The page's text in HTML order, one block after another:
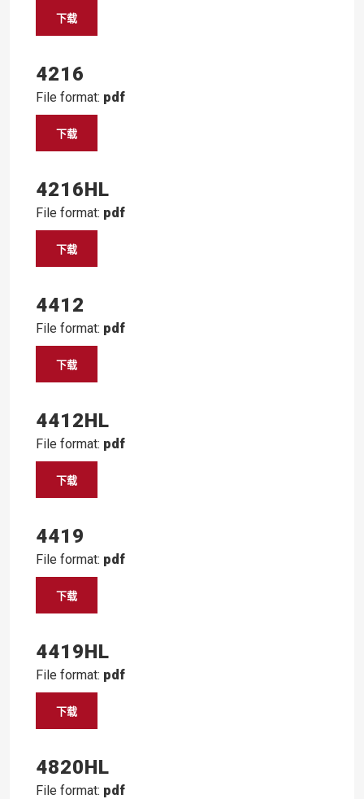
下载
4216
File format: pdf
下载
4216HL
File format: pdf
下载
4412
File format: pdf
下载
4412HL
File format: pdf
下载
4419
File format: pdf
下载
4419HL
File format: pdf
下载
4820HL
File format: pdf